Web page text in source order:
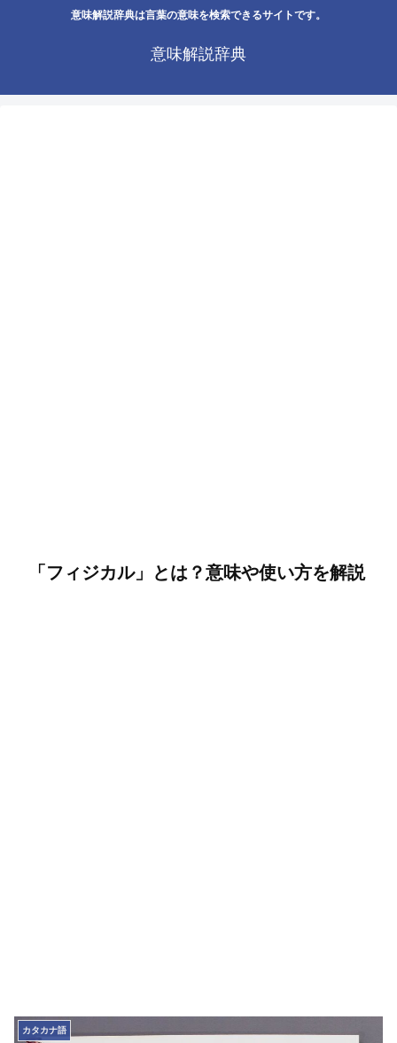
意味解説辞典は言葉の意味を検索できるサイトです。
意味解説辞典
「フィジカル」とは？意味や使い方を解説
カタカナ語